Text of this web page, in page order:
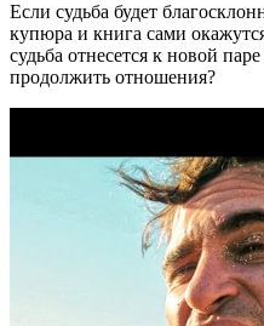
Если судьба будет
купюра и книга сами
судьба отнесется к новой
продолжить отношения?